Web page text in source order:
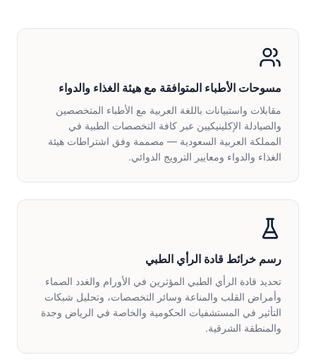
مسوحات الأطباء المتوافقة مع هيئة الغذاء والدواء
مقابلات واستبيانات باللغة العربية مع الأطباء المتخصصين
والصيادلة الإكلينيكيين عبر كافة التخصصات الطبية في
المملكة العربية السعودية — مصممة وفق اشتراطات هيئة
الغذاء والدواء ومعايير الترويج الدوائي.
رسم خرائط قادة الرأي الطبي
تحديد قادة الرأي الطبي المؤثرين في الأورام والغدد الصماء
وأمراض القلب والمناعة وسائر التخصصات، وتحليل شبكات
التأثير في المستشفيات الحكومية والخاصة في الرياض وجدة
والمنطقة الشرقية.